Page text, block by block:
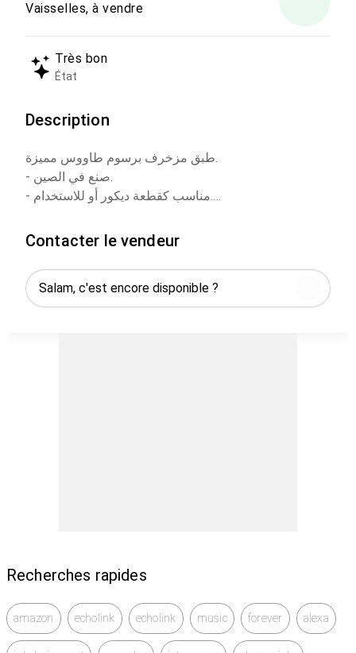
Vaisselles, à vendre
Très bon
État
Description
طبق مزخرف برسوم طاووس مميزة.
- صنع في الصين.
- مناسب كقطعة ديكور أو للاستخدام.
لا تتردد في التواصل إذا كنت مهتماً.
Contacter le vendeur
Recherches rapides
amazon echolink echolink music forever alexa